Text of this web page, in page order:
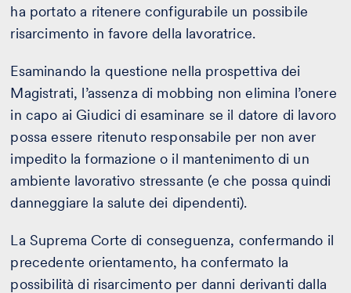
ha portato a ritenere configurabile un possibile
risarcimento in favore della lavoratrice.
Esaminando la questione nella prospettiva dei
Magistrati, l’assenza di mobbing non elimina l’onere
in capo ai Giudici di esaminare se il datore di lavoro
possa essere ritenuto responsabile per non aver
impedito la formazione o il mantenimento di un
ambiente lavorativo stressante (e che possa quindi
danneggiare la salute dei dipendenti).
La Suprema Corte di conseguenza, confermando il
precedente orientamento, ha confermato la
possibilità di risarcimento per danni derivanti dalla